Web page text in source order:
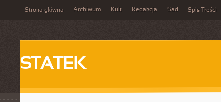
Strona główna Archiwum Kult Redakcja Sad Spis Treści
STATEK